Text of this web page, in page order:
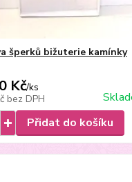
šperků bižuterie kamínky
Kč/ks
bez DPH
Přidat do košíku